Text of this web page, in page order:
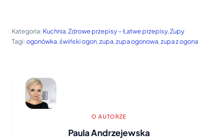
Kategoria: Kuchnia, Zdrowe przepisy – Łatwe przepisy, Zupy
Tagi:ogonówka, świński ogon, zupa, zupa ogonowa, zupa z ogona
O AUTORZE
Paula Andrzejewska